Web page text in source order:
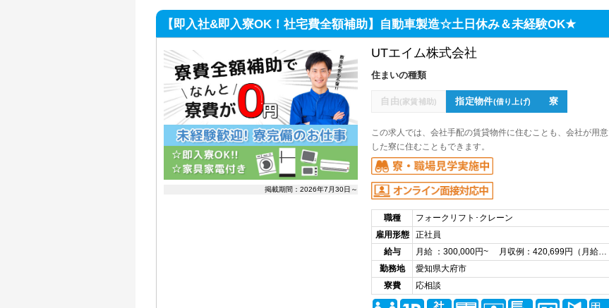
【即入社&即入寮OK！社宅費全額補助】自動車製造☆土日休み＆未経験OK★
掲載期間：2026年7月30日～
UTエイム株式会社
住まいの種類
自由(家賃補助) 指定物件(借り上げ) 寮
この求人では、会社手配の賃貸物件に住むことも、会社が用意
した寮に住むこともできます。
職種
フォークリフト･クレーン
雇用形態
正社員
給与
月給 ：300,000円~ 月収例：420,699円（月給…
勤務地
愛知県大府市
寮費
応相談